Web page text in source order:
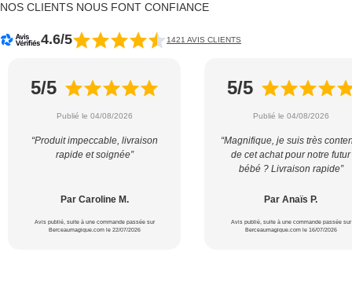
NOS CLIENTS NOUS FONT CONFIANCE
4.6/5 1421 AVIS CLIENTS
5/5
Publié le 04/08/2026
“Produit impeccable, livraison
rapide et soignée”
Par Caroline M.
Avis publié, suite à une commande passée sur
Berceaumagique.com le 22/07/2026
5/5
Publié le 04/08/2026
“Magnifique, je suis très
de cet achat pour notre futur
bébé ? Livraison rapide”
Par Anaïs P.
Avis publié, suite à une commande passée sur
Berceaumagique.com le 16/07/2026